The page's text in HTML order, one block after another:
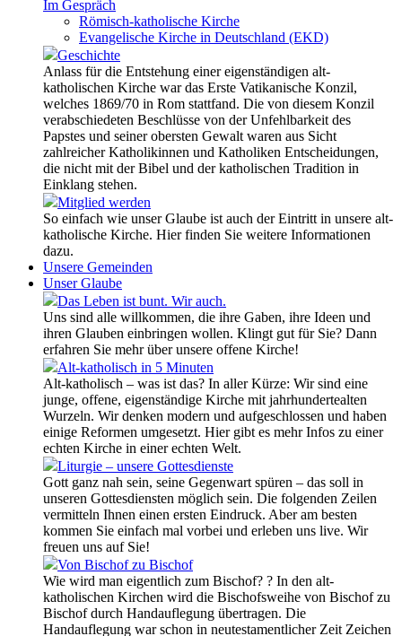
Im Gespräch
Römisch-katholische Kirche
Evangelische Kirche in Deutschland (EKD)
Geschichte
Anlass für die Entstehung einer eigenständigen alt-
katholischen Kirche war das Erste Vatikanische Konzil,
welches 1869/70 in Rom stattfand. Die von diesem Konzil
verabschiedeten Beschlüsse von der Unfehlbarkeit des
Papstes und seiner obersten Gewalt waren aus Sicht
zahlreicher Katholikinnen und Katholiken Entscheidungen,
die nicht mit der Bibel und der katholischen Tradition in
Einklang stehen.
Mitglied werden
So einfach wie unser Glaube ist auch der Eintritt in unsere alt-
katholische Kirche. Hier finden Sie weitere Informationen
dazu.
Unsere Gemeinden
Unser Glaube
Das Leben ist bunt. Wir auch.
Uns sind alle willkommen, die ihre Gaben, ihre Ideen und
ihren Glauben einbringen wollen. Klingt gut für Sie? Dann
erfahren Sie mehr über unsere offene Kirche!
Alt-katholisch in 5 Minuten
Alt-katholisch – was ist das? In aller Kürze: Wir sind eine
junge, offene, eigenständige Kirche mit jahrhundertealten
Wurzeln. Wir denken modern und aufgeschlossen und haben
einige Reformen umgesetzt. Hier gibt es mehr Infos zu einer
echten Kirche in einer echten Welt.
Liturgie – unsere Gottesdienste
Gott ganz nah sein, seine Gegenwart spüren – das soll in
unseren Gottesdiensten möglich sein. Die folgenden Zeilen
vermitteln Ihnen einen ersten Eindruck. Aber am besten
kommen Sie einfach mal vorbei und erleben uns live. Wir
freuen uns auf Sie!
Von Bischof zu Bischof
Wie wird man eigentlich zum Bischof? ? In den alt-
katholischen Kirchen wird die Bischofsweihe von Bischof zu
Bischof durch Handauflegung übertragen. Die
Handauflegung war schon in neutestamentlicher Zeit Zeichen